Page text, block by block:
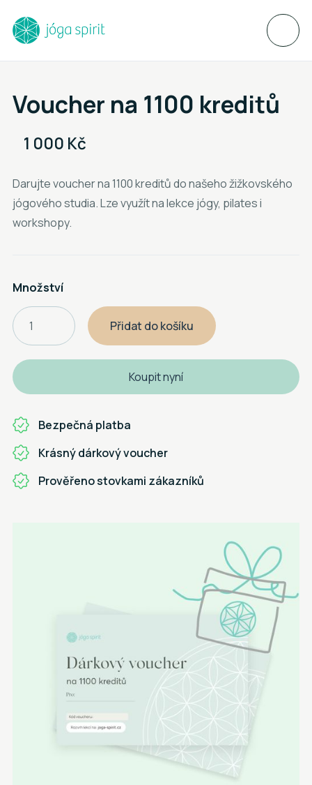
Voucher na 1100 kreditů
1 000 Kč
Darujte voucher na 1100 kreditů do našeho žižkovského
jógového studia. Lze využít na lekce jógy, pilates i
workshopy.
Množství
Koupit nyní
Bezpečná platba
Krásný dárkový voucher
Prověřeno stovkami zákazníků